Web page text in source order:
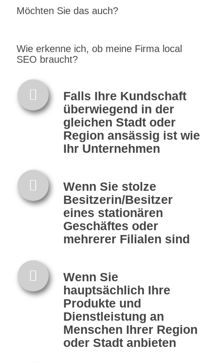
Möchten Sie das auch?
Wie erkenne ich, ob meine Firma local
SEO braucht?
Falls Ihre Kundschaft
überwiegend in der
gleichen Stadt oder
Region ansässig ist wie
Ihr Unternehmen
Wenn Sie stolze
Besitzerin/Besitzer
eines stationären
Geschäftes oder
mehrerer Filialen sind
Wenn Sie
hauptsächlich Ihre
Produkte und
Dienstleistung an
Menschen Ihrer Region
oder Stadt anbieten